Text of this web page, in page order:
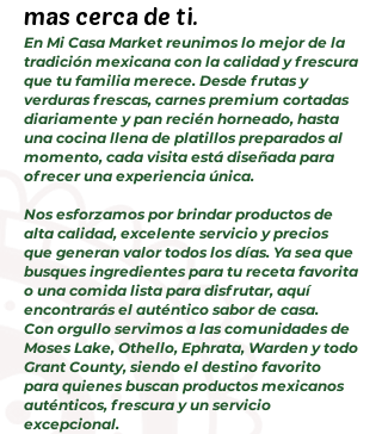
mas cerca de ti.
En Mi Casa Market reunimos lo mejor de la
tradición mexicana con la calidad y frescura
que tu familia merece. Desde frutas y
verduras frescas, carnes premium cortadas
diariamente y pan recién horneado, hasta
una cocina llena de platillos preparados al
momento, cada visita está diseñada para
ofrecer una experiencia única.
Nos esforzamos por brindar productos de
alta calidad, excelente servicio y precios
que generan valor todos los días. Ya sea que
busques ingredientes para tu receta favorita
o una comida lista para disfrutar, aquí
encontrarás el auténtico sabor de casa.
Con orgullo servimos a las comunidades de
Moses Lake, Othello, Ephrata, Warden y todo
Grant County, siendo el destino favorito
para quienes buscan productos mexicanos
auténticos, frescura y un servicio
excepcional.